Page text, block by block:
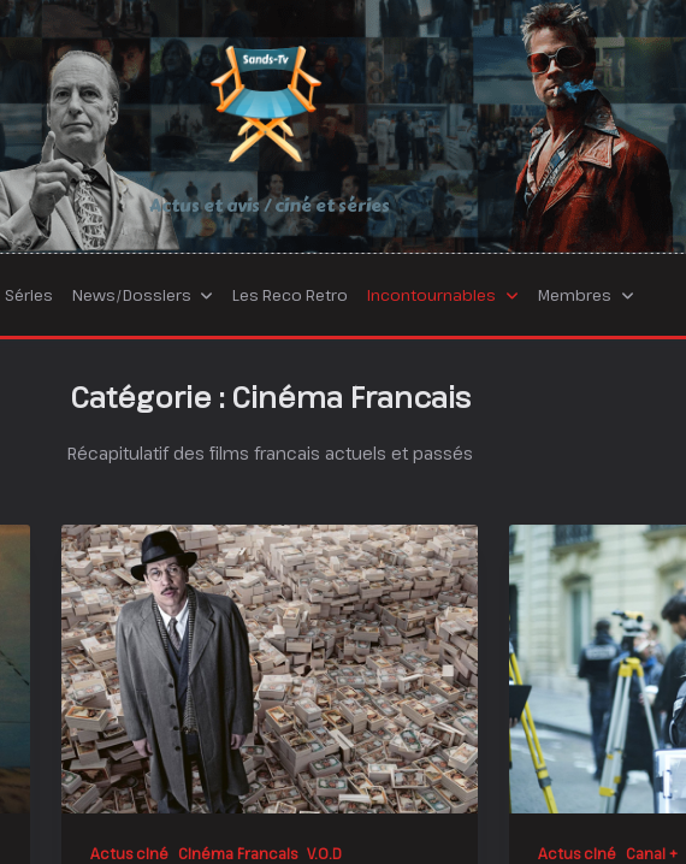
Actus et avis / ciné et séries
Séries News/Dossiers Les Reco Retro Incontournables Membres
Catégorie : Cinéma Francais
Récapitulatif des films francais actuels et passés
Actus ciné Cinéma Francais V.O.D Actus ciné Canal +